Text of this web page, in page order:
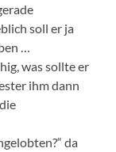
soll er ja
…
was sollte er
ihm dann
da